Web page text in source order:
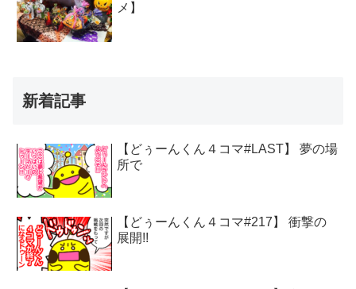
メ】
新着記事
【どぅーんくん４コマ#LAST】 夢の場
所で
【どぅーんくん４コマ#217】 衝撃の
展開!!